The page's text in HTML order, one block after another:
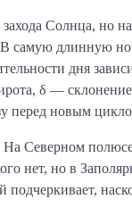
Солнца, но
самую длинную
дня
δ —
перед новым
Северном
нет, но в
подчеркивает,